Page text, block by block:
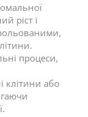
ріст і
процеси,
клітини або